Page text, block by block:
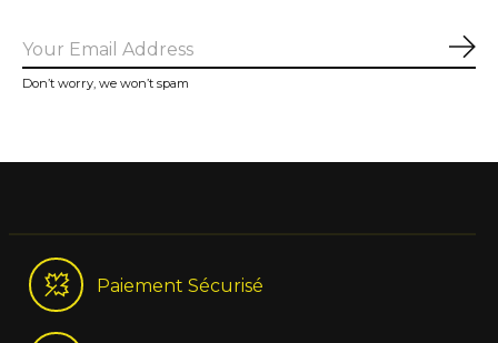
Don’t worry, we won’t spam
Paiement Sécurisé